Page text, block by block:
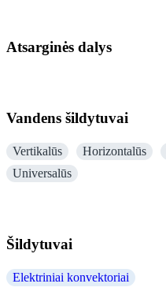
Atsarginės dalys
Vandens šildytuvai
Vertikalūs Horizontalūs
Universalūs
Šildytuvai
Elektriniai konvektoriai